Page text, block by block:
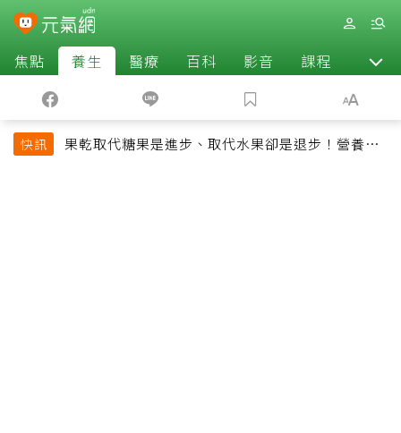
焦點 養生 醫療 百科 影音 課程 退休
快訊
果乾取代糖果是進步、取代水果卻是退步！營養師